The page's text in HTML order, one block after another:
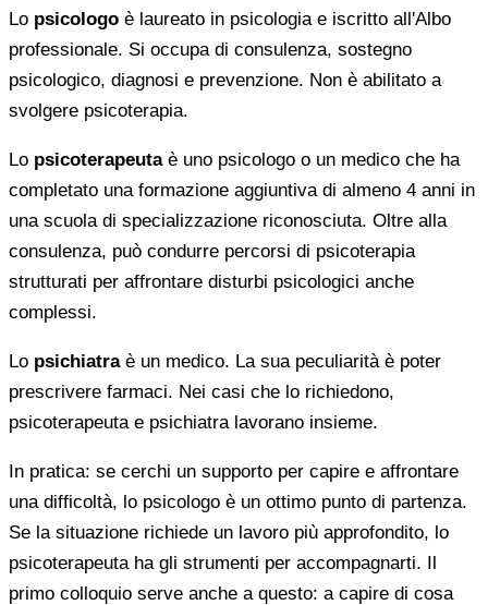
Lo psicologo è laureato in psicologia e iscritto all'Albo
professionale. Si occupa di consulenza, sostegno
psicologico, diagnosi e prevenzione. Non è abilitato a
svolgere psicoterapia.
Lo psicoterapeutaè uno psicologo o un medico che ha
completato una formazione aggiuntiva di almeno 4 anni in
una scuola di specializzazione riconosciuta. Oltre alla
consulenza, può condurre percorsi di psicoterapia
strutturati per affrontare disturbi psicologici anche
complessi.
Lo psichiatraè un medico. La sua peculiarità è poter
prescrivere farmaci. Nei casi che lo richiedono,
psicoterapeuta e psichiatra lavorano insieme.
In pratica: se cerchi un supporto per capire e affrontare
una difficoltà, lo psicologo è un ottimo punto di partenza.
Se la situazione richiede un lavoro più approfondito, lo
psicoterapeuta ha gli strumenti per accompagnarti. Il
primo colloquio serve anche a questo: a capire di cosa